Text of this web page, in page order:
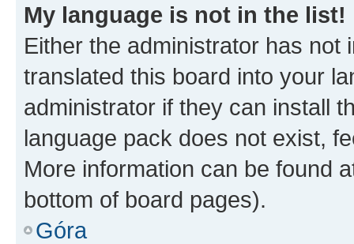
My language is not in the list!
Either the administrator has not
translated this board into your
administrator if they can install
language pack does not exist,
More information can be found
bottom of board pages).
Góra